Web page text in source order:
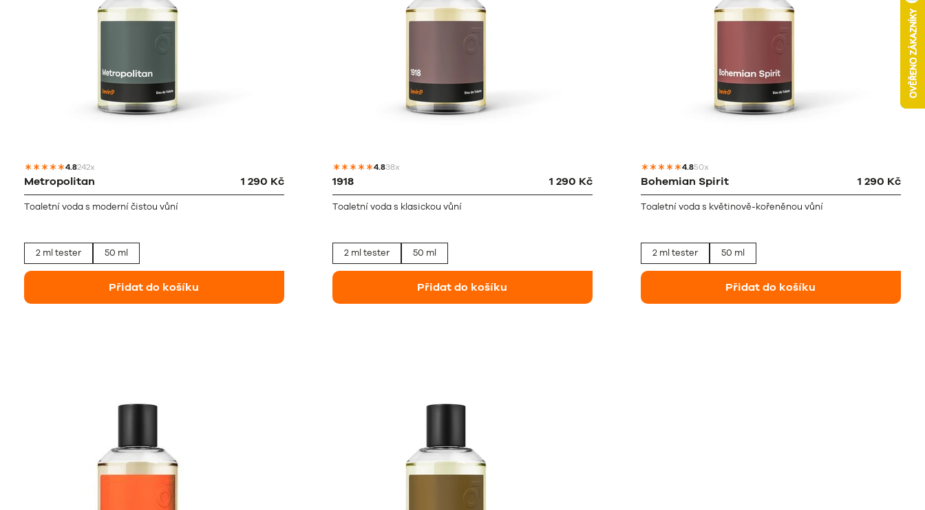
4.8242x
Metropolitan 1 290 Kč
Toaletní voda s moderní čistou vůní
2 ml tester 50 ml
Přidat do košíku
4.838x
1918 1 290 Kč
Toaletní voda s klasickou vůní
2 ml tester 50 ml
Přidat do košíku
4.850x
Bohemian Spirit 1 290 Kč
Toaletní voda s květinově-kořeněnou vůní
2 ml tester 50 ml
Přidat do košíku